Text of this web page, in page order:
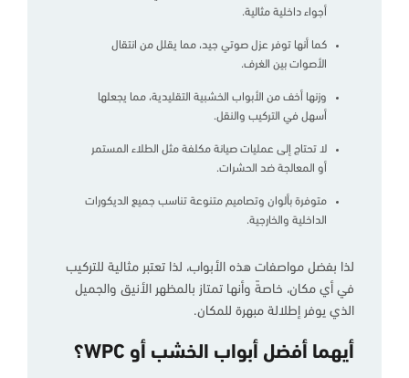
أجواء داخلية مثالية.
كما أنها توفر عزل صوتي جيد، مما يقلل من انتقال
الأصوات بين الغرف.
وزنها أخف من الأبواب الخشبية التقليدية، مما يجعلها
أسهل في التركيب والنقل.
لا تحتاج إلى عمليات صيانة مكلفة مثل الطلاء المستمر
أو المعالجة ضد الحشرات.
متوفرة بألوان وتصاميم متنوعة تناسب جميع الديكورات
الداخلية والخارجية.
لذا بفضل مواصفات هذه الأبواب، لذا تعتبر مثالية للتركيب
في أي مكان، خاصةً وأنها تمتاز بالمظهر الأنيق والجميل
الذي يوفر إطلالة مبهرة للمكان.
أيهما أفضل أبواب الخشب أو WPC؟